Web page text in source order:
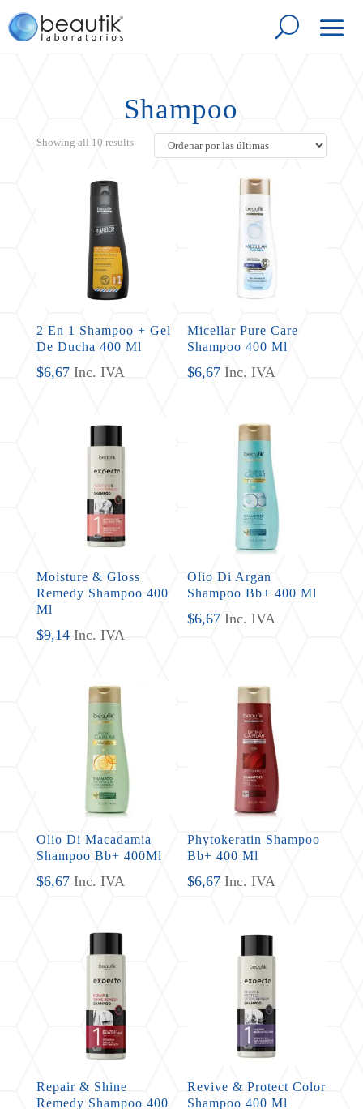
Shampoo
Showing all 10 resultsSorted
2 En 1 Shampoo + Gel
De Ducha 400 Ml
$6,67 Inc. IVA
Micellar Pure Care
Shampoo 400 Ml
$6,67 Inc. IVA
Moisture & Gloss
Remedy Shampoo 400
Ml
$9,14 Inc. IVA
Olio Di Argan
Shampoo Bb+ 400 Ml
$6,67 Inc. IVA
Olio Di Macadamia
Shampoo Bb+ 400Ml
$6,67 Inc. IVA
Phytokeratin Shampoo
Bb+ 400 Ml
$6,67 Inc. IVA
Repair & Shine
Remedy Shampoo 400
Revive & Protect Color
Shampoo 400 Ml